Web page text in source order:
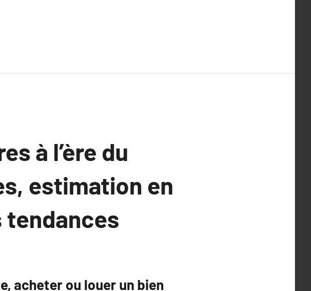
à l’ère du
estimation en
acheter ou louer un bien